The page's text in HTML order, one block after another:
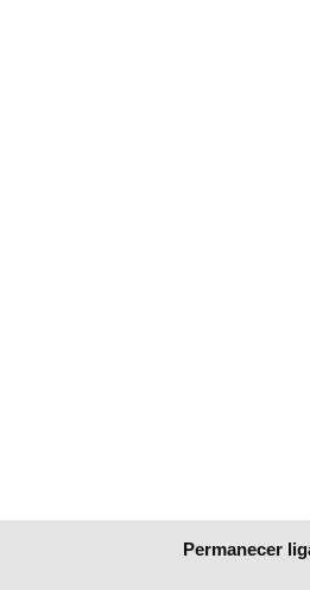
Permanecer